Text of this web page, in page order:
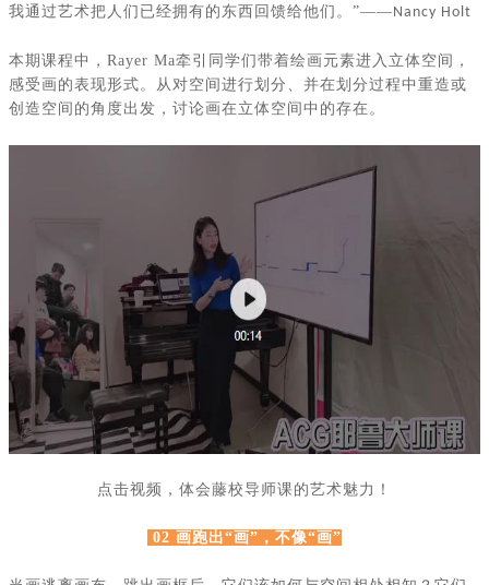
我通过艺术把人们已经拥有的东西回馈给他们。”—— Nancy Holt
本期课程中， Rayer Ma牵引同学们带着绘画元素进入立体空间，
感受画的表现形式。从对空间进行划分、并在划分过程中重造或
创造空间的角度出发，讨论画在立体空间中的存在。
点击视频，体会藤校导师课的艺术魅力！
02 画跑出“画”，不像“画”